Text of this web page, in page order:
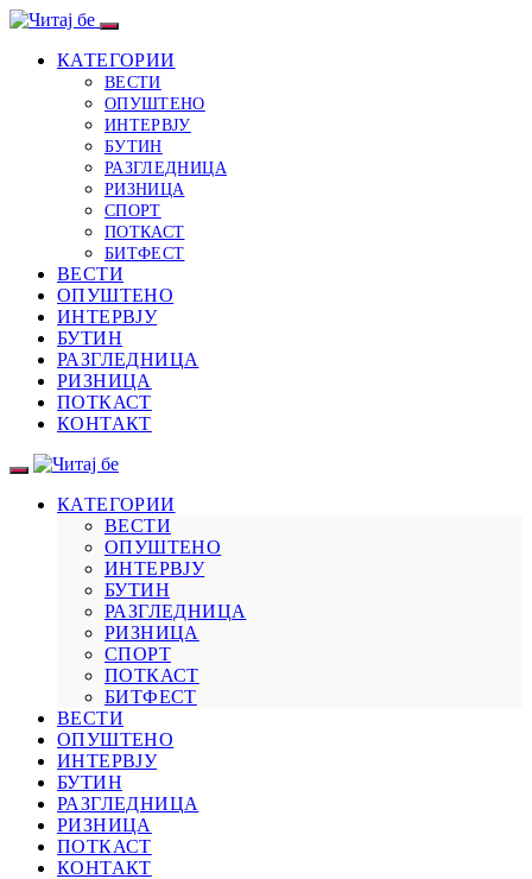
КАТЕГОРИИ
ВЕСТИ
ОПУШТЕНО
ИНТЕРВЈУ
БУТИН
РАЗГЛЕДНИЦА
РИЗНИЦА
СПОРТ
ПОТКАСТ
БИТФЕСТ
ВЕСТИ
ОПУШТЕНО
ИНТЕРВЈУ
БУТИН
РАЗГЛЕДНИЦА
РИЗНИЦА
ПОТКАСТ
КОНТАКТ
КАТЕГОРИИ
ВЕСТИ
ОПУШТЕНО
ИНТЕРВЈУ
БУТИН
РАЗГЛЕДНИЦА
РИЗНИЦА
СПОРТ
ПОТКАСТ
БИТФЕСТ
ВЕСТИ
ОПУШТЕНО
ИНТЕРВЈУ
БУТИН
РАЗГЛЕДНИЦА
РИЗНИЦА
ПОТКАСТ
КОНТАКТ